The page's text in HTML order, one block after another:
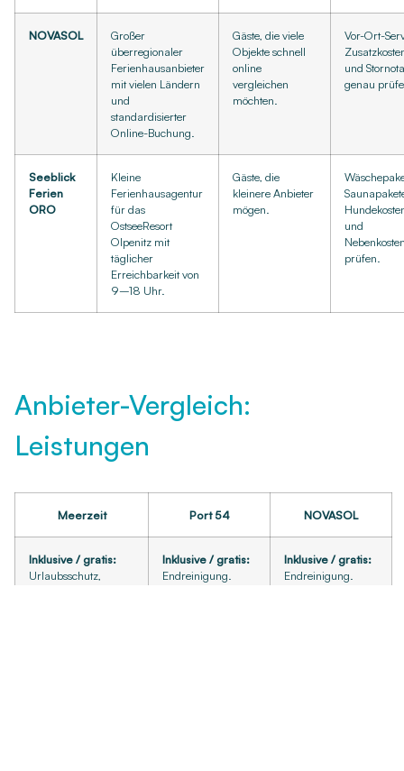
NOVASOL
Großer
überregionaler
Ferienhausanbieter
mit vielen Ländern
und
standardisierter
Online-Buchung.
Gäste, die viele
Objekte schnell
online
vergleichen
möchten.
Vor-Ort-
und
genau
Seeblick
Ferien
ORO
Kleine
Ferienhausagentur
für das
OstseeResort
Olpenitz mit
täglicher
Erreichbarkeit von
9–18 Uhr.
Gäste, die
kleinere Anbieter
mögen.
und
prüfen.
Anbieter-Vergleich:
Leistungen
Meerzeit Port 54 NOVASOL
Inklusive / gratis:
Urlaubsschutz,
Inklusive / gratis:
Endreinigung.
Inklusive / gratis:
Endreinigung.